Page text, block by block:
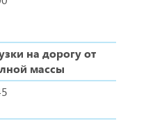
на дорогу от
массы